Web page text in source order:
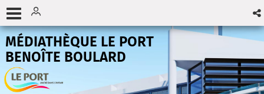
MÉDIATHÈQUE LE PORT
BENOÎTE BOULARD